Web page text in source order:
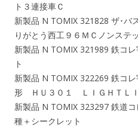
ト３連接車Ｃ
新製品 N TOMIX 321828 ザ･
りがとう西工９６ＭＣノンステ
新製品 N TOMIX 321989 鉄コ
ト
新製品 N TOMIX 322269 鉄コ
形 ＨＵ３０１ ＬＩＧＨＴＬ
新製品 N TOMIX 323297 鉄道
種＋シークレット